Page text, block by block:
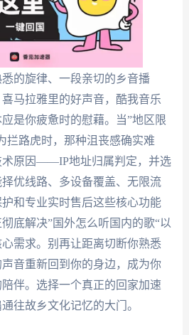
的旋律、一段亲切的乡音播
马拉雅里的好声音，酷我音乐
是你疲惫时的慰藉。当”地区限
拦路虎时，那种沮丧感确实难
术原因——IP地址归属判定，并选
优线路、多设备覆盖、无限流
和专业实时售后这些核心功能
底解决”国外怎么听国内的歌“以
需求。别再让距离切断你熟悉
音重新回到你的身边，成为你
伴。选择一个真正的回家加速
往故乡文化记忆的大门。